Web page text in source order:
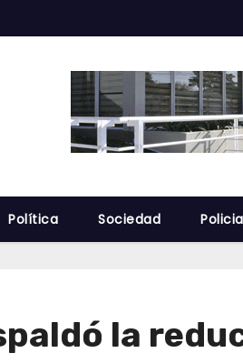
Política Sociedad
la